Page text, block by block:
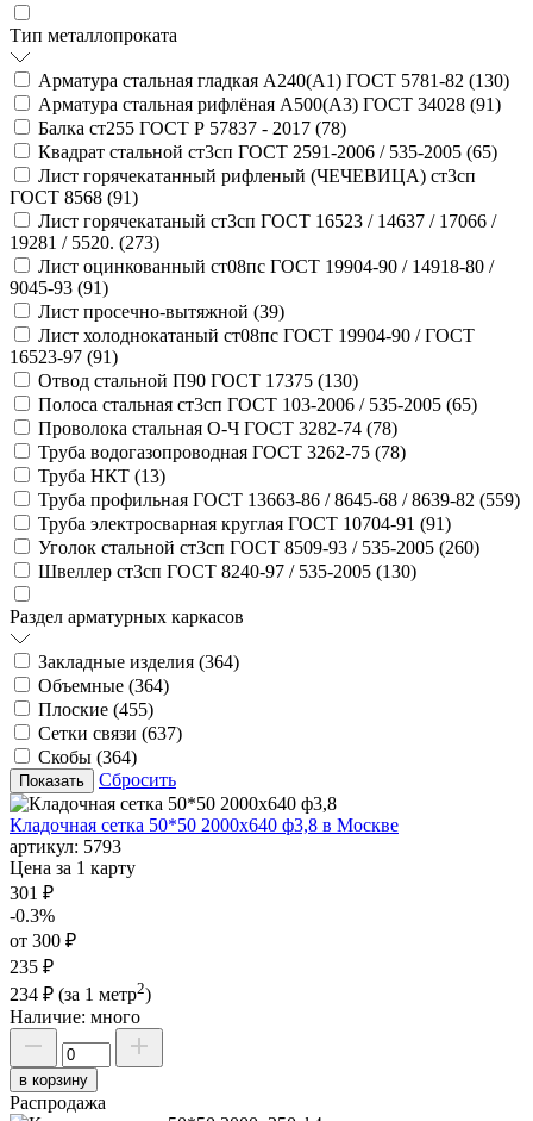
Тип металлопроката
Арматура стальная гладкая А240(А1) ГОСТ 5781-82 (130)
Арматура стальная рифлёная А500(А3) ГОСТ 34028 (91)
Балка ст255 ГОСТ Р 57837 - 2017 (78)
Квадрат стальной ст3сп ГОСТ 2591-2006 / 535-2005 (65)
Лист горячекатанный рифленый (ЧЕЧЕВИЦА) ст3сп
ГОСТ 8568 (91)
Лист горячекатаный ст3сп ГОСТ 16523 / 14637 / 17066 /
19281 / 5520. (273)
Лист оцинкованный ст08пс ГОСТ 19904-90 / 14918-80 /
9045-93 (91)
Лист просечно-вытяжной (39)
Лист холоднокатаный ст08пс ГОСТ 19904-90 / ГОСТ
16523-97 (91)
Отвод стальной П90 ГОСТ 17375 (130)
Полоса стальная ст3сп ГОСТ 103-2006 / 535-2005 (65)
Проволока стальная О-Ч ГОСТ 3282-74 (78)
Труба водогазопроводная ГОСТ 3262-75 (78)
Труба НКТ (13)
Труба профильная ГОСТ 13663-86 / 8645-68 / 8639-82 (559)
Труба электросварная круглая ГОСТ 10704-91 (91)
Уголок стальной ст3сп ГОСТ 8509-93 / 535-2005 (260)
Швеллер ст3сп ГОСТ 8240-97 / 535-2005 (130)
Раздел арматурных каркасов
Закладные изделия (364)
Объемные (364)
Плоские (455)
Сетки связи (637)
Скобы (364)
Сбросить
Кладочная сетка 50*50 2000х640 ф3,8 в Москве
артикул: 5793
Цена за 1 карту
301 ₽
-0.3%
от 300 ₽
235 ₽
234 ₽ (за 1 метр2)
Наличие: много
в корзину
Распродажа